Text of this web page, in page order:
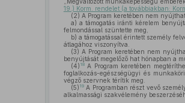
19.) Korm. rendelet (a továbbiakban:
(2) A Program keretében nem
a) a támogatás iránti kérelem
felmondással szüntette meg,
b) a támogatással érintett személy
átlagához viszonyítva.
(3) A Program keretében nem
benyújtását megelőző hat hónapban a
(4) 18A Program keretében
foglalkozás-egészségügyi és
végző szervnek térítik meg.
(5) 19A Programban részt vevő
alkalmassági szakvélemény